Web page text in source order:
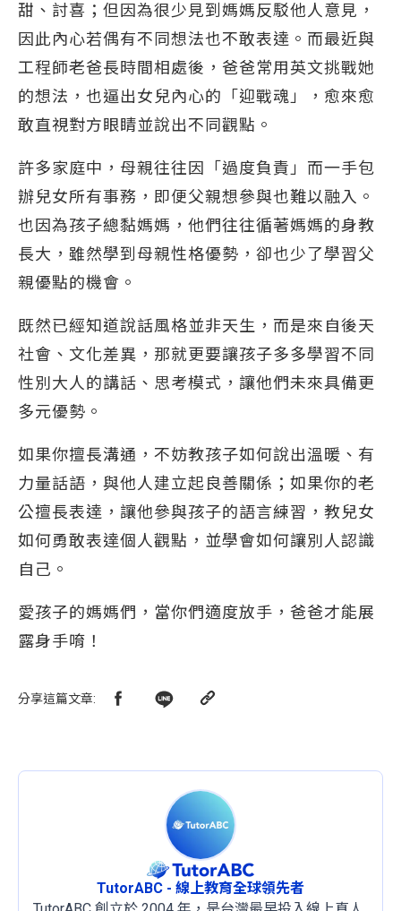
甜、討喜；但因為很少見到媽媽反駁他人意見，
因此內心若偶有不同想法也不敢表達。而最近與
工程師老爸長時間相處後，爸爸常用英文挑戰她
的想法，也逼出女兒內心的「迎戰魂」，愈來愈
敢直視對方眼睛並說出不同觀點。
許多家庭中，母親往往因「過度負責」而一手包
辦兒女所有事務，即便父親想參與也難以融入。
也因為孩子總黏媽媽，他們往往循著媽媽的身教
長大，雖然學到母親性格優勢，卻也少了學習父
親優點的機會。
既然已經知道說話風格並非天生，而是來自後天
社會、文化差異，那就更要讓孩子多多學習不同
性別大人的講話、思考模式，讓他們未來具備更
多元優勢。
如果你擅長溝通，不妨教孩子如何說出溫暖、有
力量話語，與他人建立起良善關係；如果你的老
公擅長表達，讓他參與孩子的語言練習，教兒女
如何勇敢表達個人觀點，並學會如何讓別人認識
自己。
愛孩子的媽媽們，當你們適度放手，爸爸才能展
露身手唷！
分享這篇文章:
TutorABC - 線上教育全球領先者